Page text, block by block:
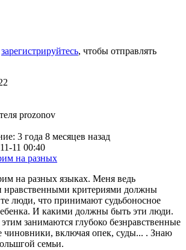
зарегистрируйтесь, чтобы отправлять
3 года 8 месяцев назад
11 00:40
на разных
на разных языках. Меня ведь
нравственными критериями должны
те люди, что принимают судьбоносное
И какими должны быть эти люди.
занимаются глубоко безнравственные
чиновники, включая опек, суды... . Знаю
семьи.